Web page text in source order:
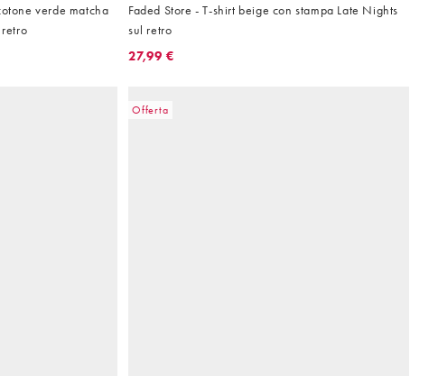
verde matcha
Faded Store - T-shirt beige con stampa Late Nights
sul retro
27,99 €
Offerta